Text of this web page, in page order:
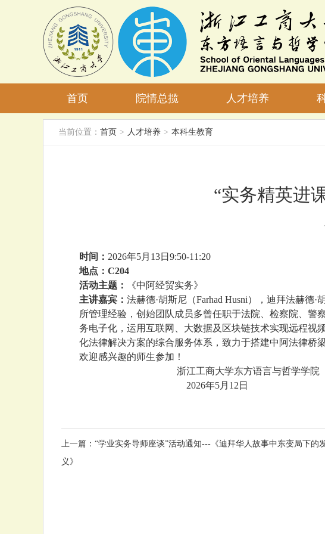
首页 院情总揽 人才培养
当前位置： 首页 > 人才培养 > 本科生教育
“实务精英进
时间： 2026年5月13日9:50-11:20
地点：C204
活动主题：
《中阿经贸实务》
主讲嘉宾： 法赫德·胡斯尼（Farhad Husni），迪拜法赫
所管理经验，创始团队成员多曾任职于法院、检察院、警
务电子化，运用互联网、大数据及区块链技术实现远程视
化法律解决方案的综合服务体系，致力于搭建中阿法律桥
欢迎感兴趣的师生参加！
浙江工商大学东方语言与哲学学院
2026年5月12日
上一篇： “学业实务导师座谈”活动通知---《迪拜华人故事中东变局下的
义》